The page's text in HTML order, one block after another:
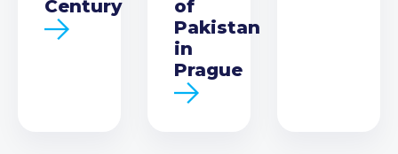
Century
of
Pakistan
in
Prague